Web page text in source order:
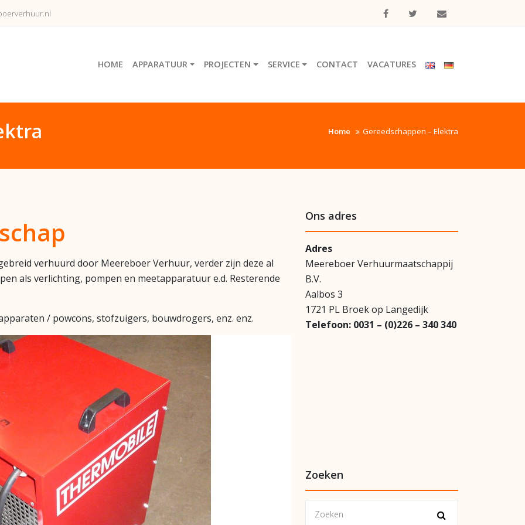
HOME APPARATUUR PROJECTEN SERVICE CONTACT VACATURES
Home Gereedschappen – Elektra
verhuurd door Meereboer Verhuur, verder zijn deze al
als verlichting, pompen en meetapparatuur e.d. Resterende
/ powcons, stofzuigers, bouwdrogers, enz. enz.
Ons adres
Adres
Meereboer Verhuurmaatschappij
B.V.
Aalbos 3
1721 PL Broek op Langedijk
Telefoon: 0031 – (0)226 – 340 340
Zoeken